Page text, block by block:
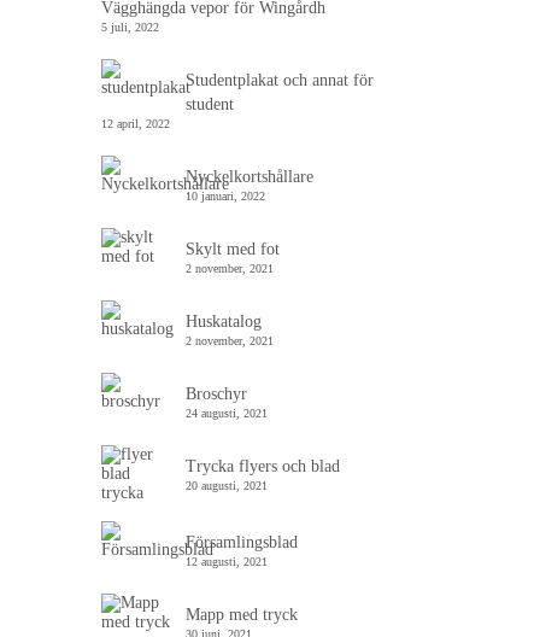
Vägghängda vepor för Wingårdh
5 juli, 2022
Studentplakat och annat för
student
12 april, 2022
Nyckelkortshållare
10 januari, 2022
Skylt med fot
2 november, 2021
Huskatalog
2 november, 2021
Broschyr
24 augusti, 2021
Trycka flyers och blad
20 augusti, 2021
Församlingsblad
12 augusti, 2021
Mapp med tryck
30 juni, 2021